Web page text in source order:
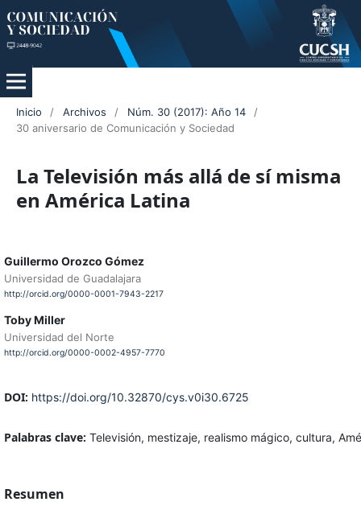
Inicio / Archivos / Núm. 30 (2017): Año 14
/
30 aniversario de Comunicación y Sociedad
La Televisión más allá de sí misma
en América Latina
Guillermo Orozco Gómez
Universidad de Guadalajara
http://orcid.org/0000-0001-7943-2217
Toby Miller
Universidad del Norte
http://orcid.org/0000-0002-4957-7770
DOI: https://doi.org/10.32870/cys.v0i30.6725
Palabras clave: Televisión, mestizaje, realismo mágico, cultura,
Resumen